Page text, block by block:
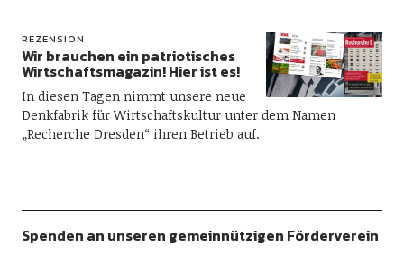
REZENSION
Wir brauchen ein patriotisches
Wirtschaftsmagazin! Hier ist es!
In diesen Tagen nimmt unsere neue
Denkfabrik für Wirtschaftskultur unter dem Namen
„Recherche Dresden“ ihren Betrieb auf.
Spenden an unseren gemeinnützigen Förderverein